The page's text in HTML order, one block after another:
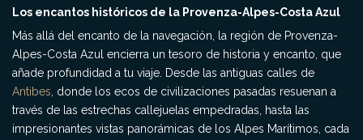
Los encantos históricos de la Provenza-Alpes-Costa Azul
Más allá del encanto de la navegación, la región de Provenza-
Alpes-Costa Azul encierra un tesoro de historia y encanto, que
añade profundidad a tu viaje. Desde las antiguas calles de
Antibes , donde los ecos de civilizaciones pasadas resuenan a
través de las estrechas callejuelas empedradas, hasta las
impresionantes vistas panorámicas de los Alpes Marítimos, cada